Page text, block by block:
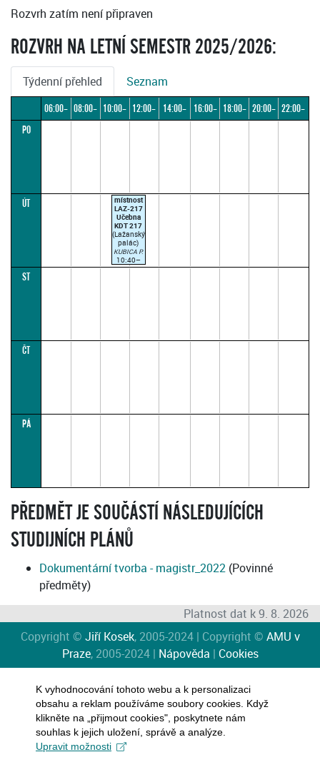
Rozvrh zatím není připraven
ROZVRH NA LETNÍ SEMESTR 2025/2026:
Týdenní přehled Seznam
06:00– 08:00– 10:00– 12:00–
14:00–
16:00– 18:00– 20:00– 22:00–
PO
ÚT
místnost
LAZ-217
Učebna
KDT 217
(Lažanský
palác)
KUBICA P.
10:40–
13:05
ST
ČT
PÁ
PŘEDMĚT JE SOUČÁSTÍ NÁSLEDUJÍCÍCH
STUDIJNÍCH PLÁNŮ
Dokumentární tvorba - magistr_2022 (Povinné
předměty)
Platnost dat k 9. 8. 2026
Copyright © Jiří Kosek, 2005-2024 | Copyright © AMU v
Praze, 2005-2024 | Nápověda | Cookies
K vyhodnocování tohoto webu a k personalizaci
obsahu a reklam používáme soubory cookies. Když
klikněte na „přijmout cookies", poskytnete nám
souhlas k jejich uložení, správě a analýze.
Upravit možnosti